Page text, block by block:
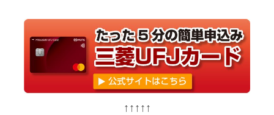
↑↑↑↑↑